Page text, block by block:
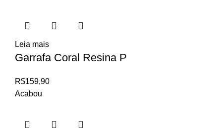
Leia mais
Garrafa Coral Resina P
R$159,90
Acabou